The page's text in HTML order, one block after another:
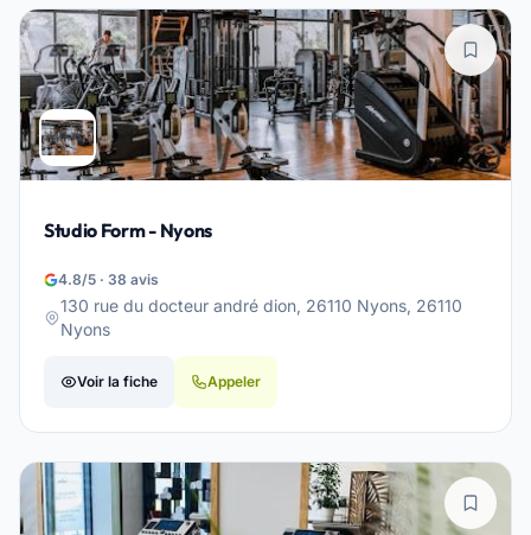
Studio Form - Nyons
4.8/5 · 38 avis
130 rue du docteur andré dion, 26110 Nyons, 26110
Nyons
Voir la fiche Appeler